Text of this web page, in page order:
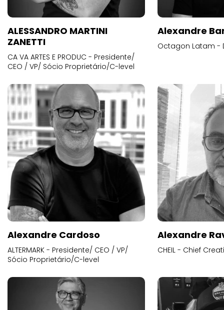
ALESSANDRO MARTINI
ZANETTI
CA VA ARTES E PRODUC - Presidente/
CEO / VP/ Sócio Proprietário/C-level
Alexandre
Octagon Latam -
Alexandre Cardoso
ALTERMARK - Presidente/ CEO / VP/
Sócio Proprietário/C-level
Alexandre
CHEIL - Chief